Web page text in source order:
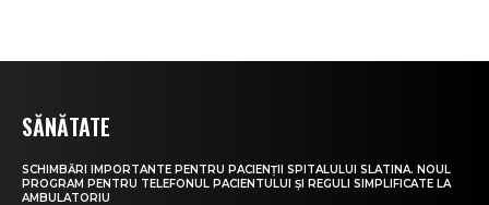
SĂNĂTATE
SCHIMBĂRI IMPORTANTE PENTRU PACIENȚII SPITALULUI SLATINA. NOUL
PROGRAM PENTRU TELEFONUL PACIENTULUI ȘI REGULI SIMPLIFICATE LA
AMBULATORIU